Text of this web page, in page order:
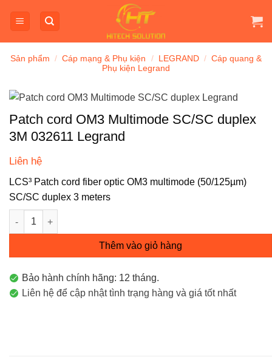
qua
dung
Sản phẩm / Cáp mạng & Phụ kiện / LEGRAND / Cáp quang &
Phụ kiện Legrand
Patch cord OM3 Multimode SC/SC duplex
3M 032611 Legrand
Liên hệ
LCS³ Patch cord fiber optic OM3 multimode (50/125µm)
SC/SC duplex 3 meters
Patch cord OM3 Multimode SC/SC duplex 3M 032611 Legrand
Thêm vào giỏ hàng
Bảo hành chính hãng: 12 tháng.
Liên hệ để cập nhật tình trạng hàng và giá tốt nhất